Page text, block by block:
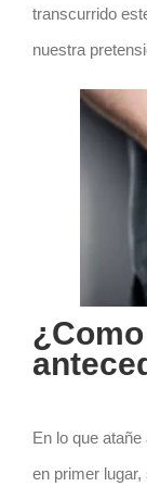
transcurrido
nuestra
En lo que atañe
en primer